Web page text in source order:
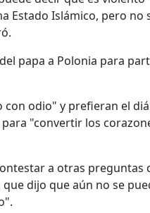
Estado Islámico, pero no
papa a Polonia para
con odio" y prefieran el
"convertir los
a otras preguntas
dijo que aún no se